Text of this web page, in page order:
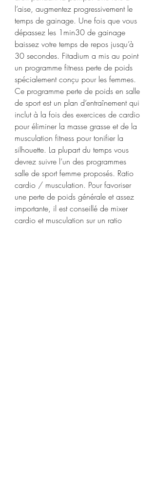
l’aise, augmentez progressivement le
temps de gainage. Une fois que vous
dépassez les 1min30 de gainage
baissez votre temps de repos jusqu’à
30 secondes. Fitadium a mis au point
un programme fitness perte de poids
spécialement conçu pour les femmes.
Ce programme perte de poids en salle
de sport est un plan d’entraînement qui
inclut à la fois des exercices de cardio
pour éliminer la masse grasse et de la
musculation fitness pour tonifier la
silhouette. La plupart du temps vous
devrez suivre l’un des programmes
salle de sport femme proposés. Ratio
cardio / musculation. Pour favoriser
une perte de poids générale et assez
importante, il est conseillé de mixer
cardio et musculation sur un ratio